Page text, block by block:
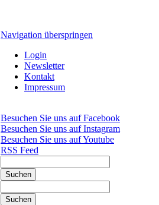
Navigation überspringen
Login
Newsletter
Kontakt
Impressum
Besuchen Sie uns auf Facebook
Besuchen Sie uns auf Instagram
Besuchen Sie uns auf Youtube
RSS Feed
Suchen
Suchen